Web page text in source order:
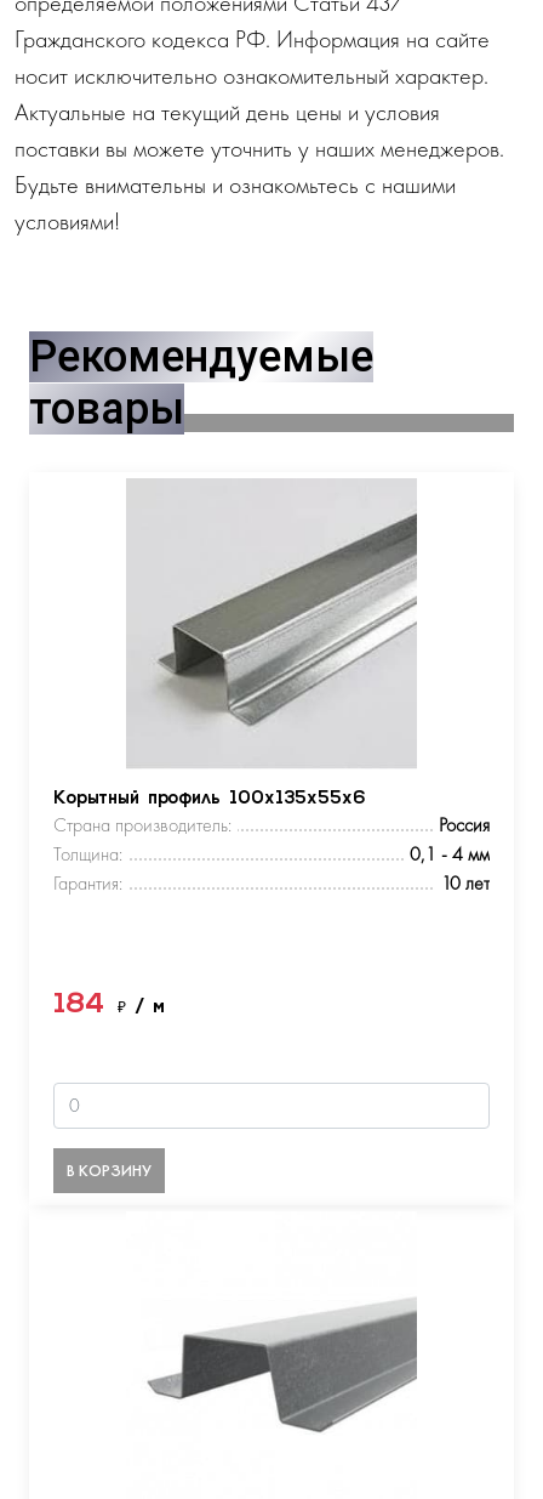
Гражданского кодекса РФ. Информация на сайте
носит исключительно ознакомительный характер.
Актуальные на текущий день цены и условия
поставки вы можете уточнить у наших менеджеров.
Будьте внимательны и ознакомьтесь с нашими
условиями!
Рекомендуемые
товары
Корытный профиль 100х135х55х6
Страна производитель:
Россия
Толщина:
0,1 - 4 мм
Гарантия:
10 лет
184 ₽ / м
В КОРЗИНУ